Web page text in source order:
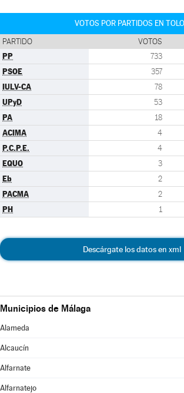
VOTOS POR PARTIDOS EN
PARTIDO VOTOS
PP 733
PSOE 357
IULV-CA 78
UPyD 53
PA 18
ACIMA 4
P.C.P.E. 4
EQUO 3
Eb 2
PACMA 2
PH 1
Descárgate los datos en xml
Municipios de Málaga
Alameda
Alcaucín
Alfarnate
Alfarnatejo